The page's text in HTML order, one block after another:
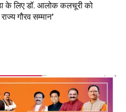
के लिए डॉ. आलोक कलचूरी को
गौरव सम्मान’